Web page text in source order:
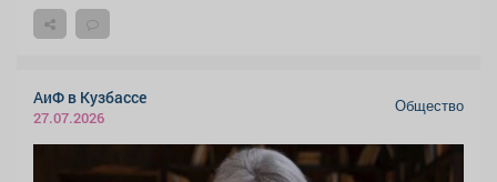
АиФ в Кузбассе
27.07.2026
Общество